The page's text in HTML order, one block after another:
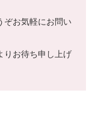
ぞお気軽にお問い
りお待ち申し上げ